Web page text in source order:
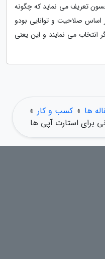
تعریف می نماید که چگونه
اساس صلاحیت و توانایی بودو
انتخاب می نمایند و این یعنی
ها » کسب و کار »
برای استارت آپی ها